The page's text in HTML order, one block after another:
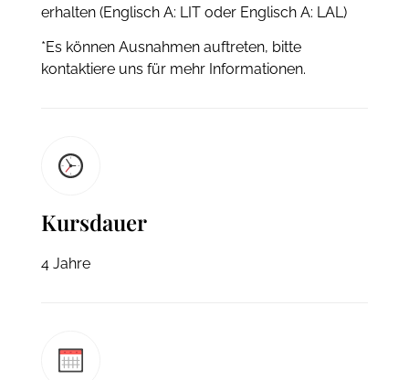
erhalten (Englisch A: LIT oder Englisch A: LAL)
*Es können Ausnahmen auftreten, bitte
kontaktiere uns für mehr Informationen.
Kursdauer
4 Jahre